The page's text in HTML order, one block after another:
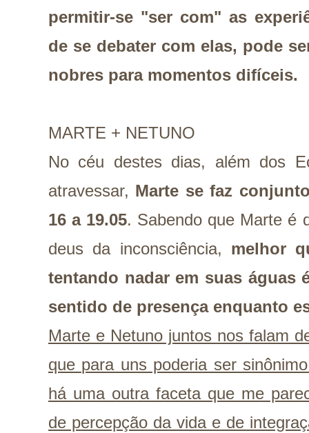
permitir-se "ser com" as
de se debater com elas, pode
nobres para momentos difíceis.
MARTE + NETUNO
No céu destes dias, além dos
atravessar, Marte se faz
16 a 19.05. Sabendo que Marte é
deus da inconsciência, melhor
tentando nadar em suas águas
sentido de presença enquanto
Marte e Netuno juntos nos falam
que para uns poderia ser
há uma outra faceta que me
de percepção da vida e de